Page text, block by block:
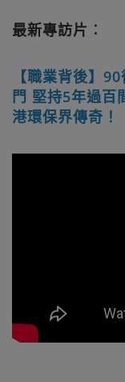
最新專訪片︰
【職業背後】
門 堅持5年過百
港環保界傳奇！